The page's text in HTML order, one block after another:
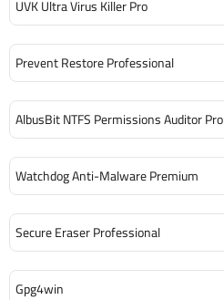
UVK Ultra Virus Killer Pro
Prevent Restore Professional
AlbusBit NTFS Permissions Auditor Pro
Watchdog Anti-Malware Premium
Secure Eraser Professional
Gpg4win